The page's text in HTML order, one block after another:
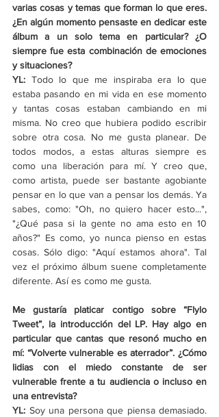
varias cosas y temas que forman lo que eres.
¿En algún momento pensaste en dedicar este
álbum a un solo tema en particular? ¿O
siempre fue esta combinación de emociones
y situaciones?
YL: Todo lo que me inspiraba era lo que
estaba pasando en mi vida en ese momento
y tantas cosas estaban cambiando en mi
misma. No creo que hubiera podido escribir
sobre otra cosa. No me gusta planear. De
todos modos, a estas alturas siempre es
como una liberación para mí. Y creo que,
como artista, puede ser bastante agobiante
pensar en lo que van a pensar los demás. Ya
sabes, como: "Oh, no quiero hacer esto...",
"¿Qué pasa si la gente no ama esto en 10
años?" Es como, yo nunca pienso en estas
cosas. Sólo digo: "Aquí estamos ahora". Tal
vez el próximo álbum suene completamente
diferente. Así es como me gusta.
Me gustaría platicar contigo sobre “Flylo
Tweet”, la introducción del LP. Hay algo en
particular que cantas que resonó mucho en
mí: “Volverte vulnerable es aterrador”. ¿Cómo
lidias con el miedo constante de ser
vulnerable frente a tu audiencia o incluso en
una entrevista?
YL: Soy una persona que piensa demasiado.